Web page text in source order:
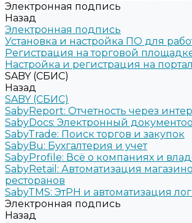
Электронная подпись
Назад
Электронная подпись
Установка и настройка ПО для
Регистрация на торговой
Настройка и регистрация на
SABY (СБИС)
Назад
SABY (СБИС)
SabyReport: Отчетность через
SabyDocs: Электронный
SabyTrade: Поиск торгов и закупок
SabyBu: Бухгалтерия и учет
SabyProfile: Всё о компаниях и
SabyRetail: Автоматизация
ресторанов
SabyTMS: ЭтРН и автоматизация
Электронная подпись
Назад